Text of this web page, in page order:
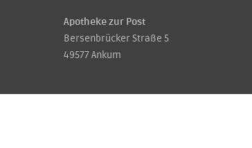
Apotheke zur Post
Bersenbrücker Straße 5
49577 Ankum